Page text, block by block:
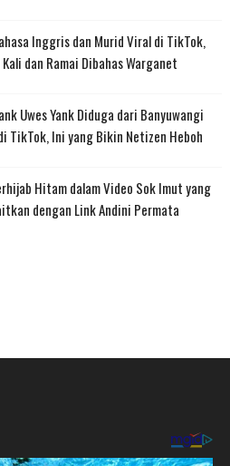
Inggris dan Murid Viral di TikTok,
dan Ramai Dibahas Warganet
Uwes Yank Diduga dari Banyuwangi
TikTok, Ini yang Bikin Netizen Heboh
Hitam dalam Video Sok Imut yang
dengan Link Andini Permata